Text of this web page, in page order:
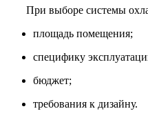
При выборе системы
площадь помещения;
специфику
бюджет;
требования к дизайну.